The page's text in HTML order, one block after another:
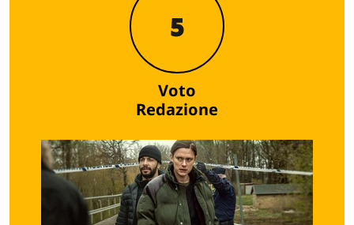
5
Voto
Redazione